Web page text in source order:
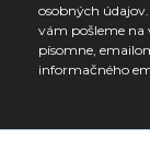
osobných
vám pošleme na
písomne,
informačného